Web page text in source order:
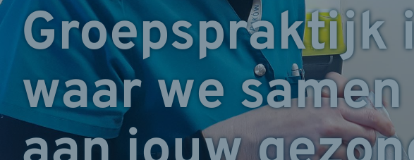
Groepspraktijk
waar we